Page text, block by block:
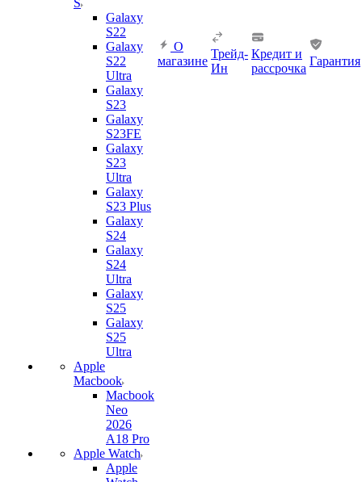
S
Galaxy
S22
Galaxy
S22
Ultra
Galaxy
S23
Galaxy
S23FE
Galaxy
S23
Ultra
Galaxy
S23 Plus
Galaxy
S24
Galaxy
S24
Ultra
Galaxy
S25
Galaxy
S25
Ultra
Apple
Macbook
Macbook
Neo
2026
A18 Pro
Apple Watch
Apple
О
магазине
Трейд-
Ин
Кредит и
рассрочка
Гарантия